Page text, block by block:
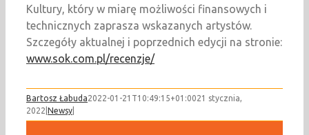
Kultury, który w miarę możliwości finansowych i
technicznych zaprasza wskazanych artystów.
Szczegóły aktualnej i poprzednich edycji na stronie:
www.sok.com.pl/recenzje/
Bartosz Łabuda2022-01-21T10:49:15+01:0021 stycznia,
2022 Newsy